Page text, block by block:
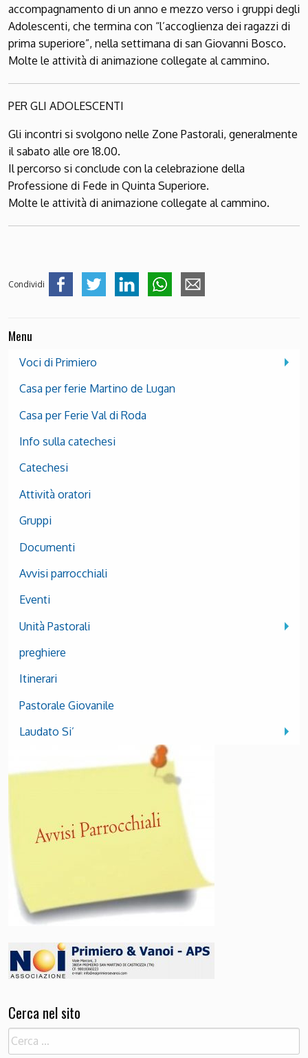
accompagnamento di un anno e mezzo verso i gruppi degli
Adolescenti, che termina con “l’accoglienza dei ragazzi di
prima superiore”, nella settimana di san Giovanni Bosco.
Molte le attività di animazione collegate al cammino.
PER GLI ADOLESCENTI
Gli incontri si svolgono nelle Zone Pastorali, generalmente
il sabato alle ore 18.00.
Il percorso si conclude con la celebrazione della
Professione di Fede in Quinta Superiore.
Molte le attività di animazione collegate al cammino.
Condividi
Menu
Voci di Primiero
Casa per ferie Martino de Lugan
Casa per Ferie Val di Roda
Info sulla catechesi
Catechesi
Attività oratori
Gruppi
Documenti
Avvisi parrocchiali
Eventi
Unità Pastorali
preghiere
Itinerari
Pastorale Giovanile
Laudato Si’
Cerca nel sito
Ricerca
per: